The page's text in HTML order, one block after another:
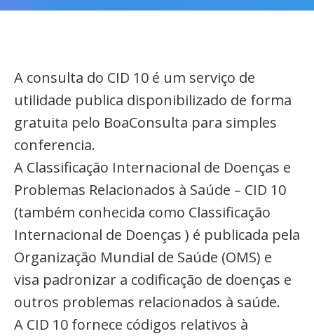
A consulta do CID 10 é um serviço de
utilidade publica disponibilizado de forma
gratuita pelo BoaConsulta para simples
conferencia.
A Classificação Internacional de Doenças e
Problemas Relacionados à Saúde – CID 10
(também conhecida como Classificação
Internacional de Doenças ) é publicada pela
Organização Mundial de Saúde (OMS) e
visa padronizar a codificação de doenças e
outros problemas relacionados à saúde.
A CID 10 fornece códigos relativos à